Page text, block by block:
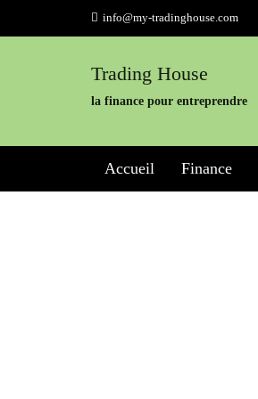
info@my-tradinghouse.com
Trading House
la finance pour entreprendre
Accueil Finance